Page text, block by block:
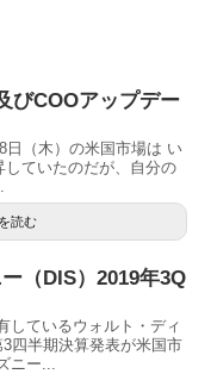
びCOOアップデー
日（木）の米国市場は い
ていたのだが、自分の
読む
（DIS）2019年3Q
しているウォルト・ディ
四半期決算発表が米国市
ニー...